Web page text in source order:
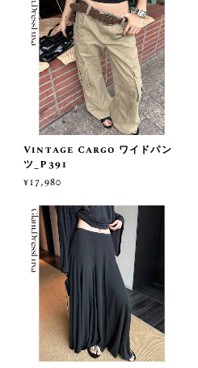
Vintage Cargo ワイドパン
ツ_P391
¥17,980